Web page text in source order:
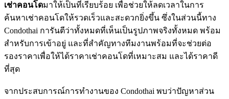
เช่าคอนโดมาให้เป็นที่เรียบร้อย เพื่อช่วยให้ลดเวลาในการ
ค้นหาเช่าคอนโดให้รวดเร็วและสะดวกยิ่งขึ้น ซึ่งในส่วนนี้ทาง
Condothai การันตีว่าทั้งหมดที่เห็นเป็นรูปภาพจริงทั้งหมด พร้อม
สำหรับการเข้าอยู่ และที่สำคัญทางทีมงานพร้อมที่จะช่วยต่อ
รองราคาเพื่อให้ได้ราคาเช่าคอนโดที่เหมาะสม และได้ราคาดี
ที่สุด
จากประสบการณ์การทำงานของ Condothai พบว่าปัญหาส่วน